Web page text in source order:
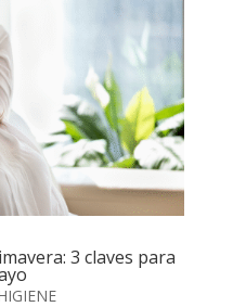
3 claves para